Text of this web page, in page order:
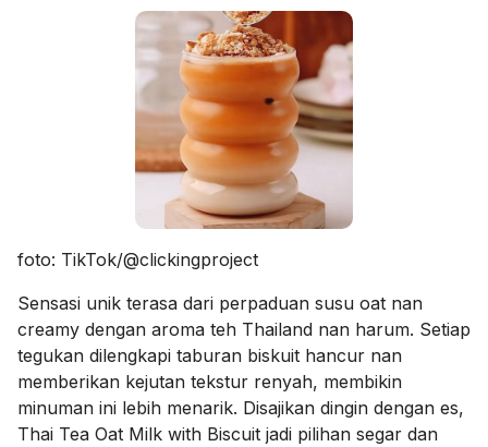
foto: TikTok/@clickingproject
Sensasi unik terasa dari perpaduan susu oat nan
creamy dengan aroma teh Thailand nan harum. Setiap
tegukan dilengkapi taburan biskuit hancur nan
memberikan kejutan tekstur renyah, membikin
minuman ini lebih menarik. Disajikan dingin dengan es,
Thai Tea Oat Milk with Biscuit jadi pilihan segar dan